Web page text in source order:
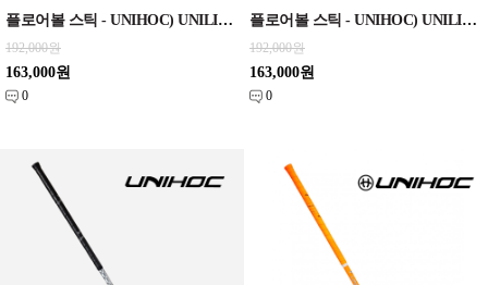
플로어볼 스틱 - UNIHOC) UNILITE PERFORMANCE MID FL 26 black-turq 96cm/100cm
192,000원
163,000원
0
플로어볼 스틱 - UNIHOC) UNILITE PERFORMANCE MID FL 29 black-turq 92c/96cm
192,000원
163,000원
0